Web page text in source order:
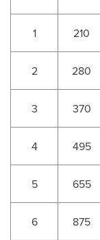
1 210
2 280
3 370
4 495
5 655
6 875